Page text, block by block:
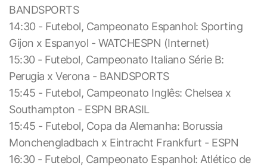
BANDSPORTS
14:30 - Futebol, Campeonato Espanhol: Sporting
Gijon x Espanyol - WATCHESPN (Internet)
15:30 - Futebol, Campeonato Italiano Série B:
Perugia x Verona - BANDSPORTS
15:45 - Futebol, Campeonato Inglês: Chelsea x
Southampton - ESPN BRASIL
15:45 - Futebol, Copa da Alemanha: Borussia
Monchengladbach x Eintracht Frankfurt - ESPN
16:30 - Futebol, Campeonato Espanhol: Atlético de